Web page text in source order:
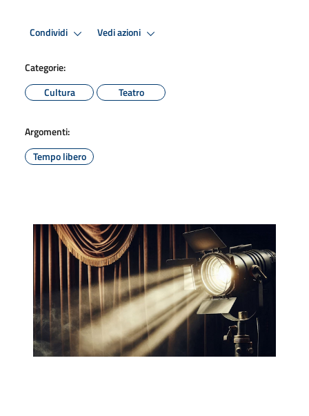
Condividi Vedi azioni
Categorie:
Cultura
Teatro
Argomenti:
Tempo libero